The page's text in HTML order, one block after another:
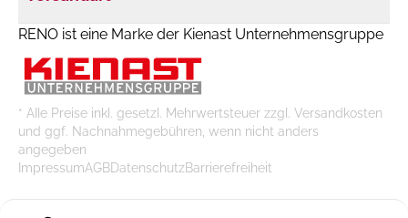
RENO ist eine Marke der Kienast Unternehmensgruppe
* Alle Preise inkl. gesetzl. Mehrwertsteuer zzgl. Versandkosten
und ggf. Nachnahmegebühren, wenn nicht anders
angegeben
ImpressumAGBDatenschutzBarrierefreiheit